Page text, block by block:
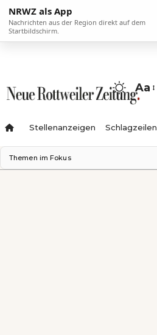
NRWZ als App
Nachrichten aus der Region direkt auf dem
Startbildschirm.
Aa
Stellenanzeigen Schlagzeilen
Themen im Fokus